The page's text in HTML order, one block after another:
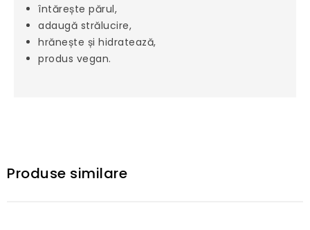
întărește părul,
adaugă strălucire,
hrănește și hidratează,
produs vegan.
Produse similare